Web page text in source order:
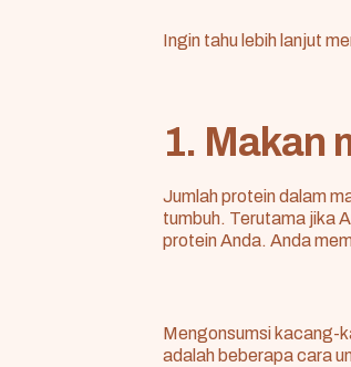
Ingin tahu lebih lanjut
1. Makan
Jumlah protein dalam
tumbuh. Terutama jika
protein Anda. Anda
Mengonsumsi kacang-
adalah beberapa cara